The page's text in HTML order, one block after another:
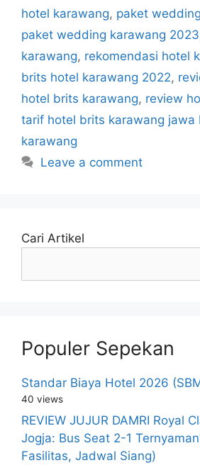
hotel karawang, paket
paket wedding karawang 2023
karawang, rekomendasi hotel
brits hotel karawang 2022,
hotel brits karawang, review
tarif hotel brits karawang jawa
karawang
Leave a comment
Cari Artikel
Populer Sepekan
Standar Biaya Hotel 2026
40 views
REVIEW JUJUR DAMRI Royal
Jogja: Bus Seat 2-1
Fasilitas, Jadwal Siang)